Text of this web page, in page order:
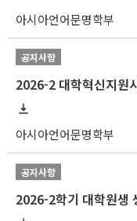
아시아언어문명학부
공지사항
아시아언어문명학부
공지사항
2026-2학기 대학원생